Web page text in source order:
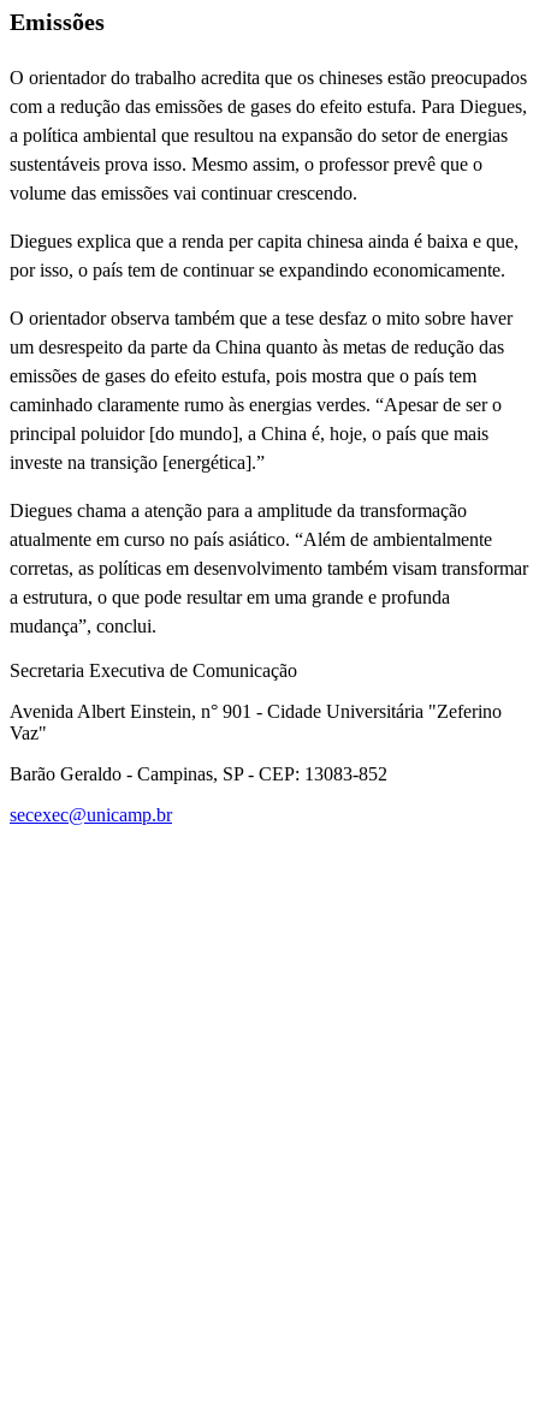
Emissões
O orientador do trabalho acredita que os chineses estão preocupados
com a redução das emissões de gases do efeito estufa. Para Diegues,
a política ambiental que resultou na expansão do setor de energias
sustentáveis prova isso. Mesmo assim, o professor prevê que o
volume das emissões vai continuar crescendo.
Diegues explica que a renda per capita chinesa ainda é baixa e que,
por isso, o país tem de continuar se expandindo economicamente.
O orientador observa também que a tese desfaz o mito sobre haver
um desrespeito da parte da China quanto às metas de redução das
emissões de gases do efeito estufa, pois mostra que o país tem
caminhado claramente rumo às energias verdes. “Apesar de ser o
principal poluidor [do mundo], a China é, hoje, o país que mais
investe na transição [energética].”
Diegues chama a atenção para a amplitude da transformação
atualmente em curso no país asiático. “Além de ambientalmente
corretas, as políticas em desenvolvimento também visam transformar
a estrutura, o que pode resultar em uma grande e profunda
mudança”, conclui.
Secretaria Executiva de Comunicação
Avenida Albert Einstein, n° 901 - Cidade Universitária "Zeferino
Vaz"
Barão Geraldo - Campinas, SP - CEP: 13083-852
secexec@unicamp.br